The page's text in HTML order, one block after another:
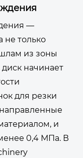
—
не только
из зоны
начинает
для резки
и
0,4 МПа. В